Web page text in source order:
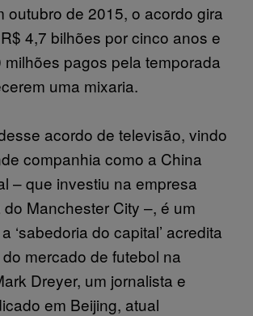
outubro de 2015, o acordo gira
4,7 bilhões por cinco anos e
pagos pela temporada
uma mixaria.
acordo de televisão, vindo
companhia como a China
– que investiu na empresa
Manchester City –, é um
‘sabedoria do capital’ acredita
mercado de futebol na
Dreyer, um jornalista e
em Beijing, atual